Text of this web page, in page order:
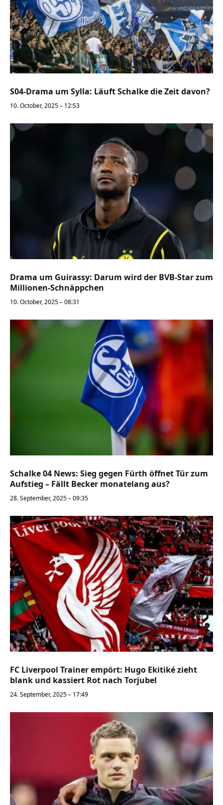
S04-Drama um Sylla: Läuft Schalke die Zeit davon?
10. October, 2025 – 12:53
Drama um Guirassy: Darum wird der BVB-Star zum
Millionen-Schnäppchen
10. October, 2025 – 08:31
Schalke 04 News: Sieg gegen Fürth öffnet Tür zum
Aufstieg – Fällt Becker monatelang aus?
28. September, 2025 – 09:35
FC Liverpool Trainer empört: Hugo Ekitiké zieht
blank und kassiert Rot nach Torjubel
24. September, 2025 – 17:49